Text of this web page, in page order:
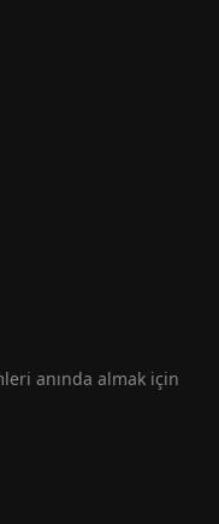
anında almak için